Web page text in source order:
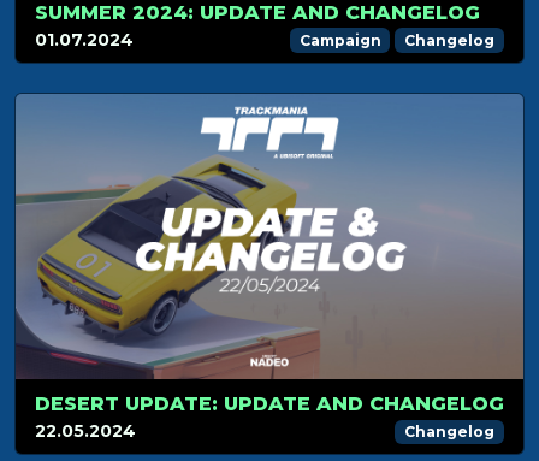
SUMMER 2024: UPDATE AND CHANGELOG
01.07.2024 Campaign Changelog
DESERT UPDATE: UPDATE AND CHANGELOG
22.05.2024 Changelog